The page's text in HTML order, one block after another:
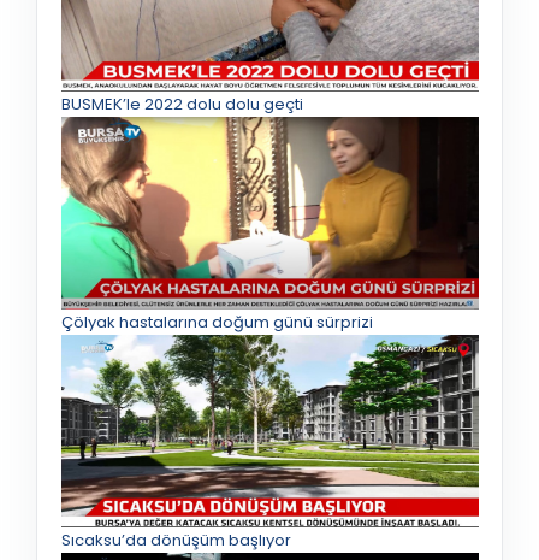
BUSMEK’le 2022 dolu dolu geçti
Çölyak hastalarına doğum günü sürprizi
Sıcaksu’da dönüşüm başlıyor